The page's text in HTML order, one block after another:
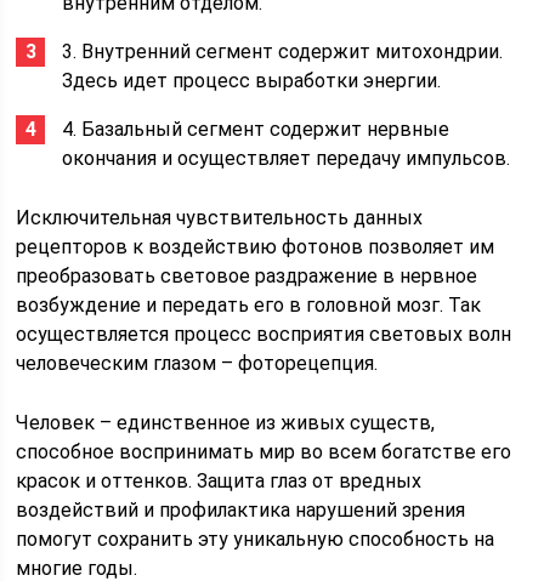
3. Внутренний сегмент содержит митохондрии.
Здесь идет процесс выработки энергии.
4. Базальный сегмент содержит нервные
окончания и осуществляет передачу импульсов.
Исключительная чувствительность данных
рецепторов к воздействию фотонов позволяет им
преобразовать световое раздражение в нервное
возбуждение и передать его в головной мозг. Так
осуществляется процесс восприятия световых волн
человеческим глазом – фоторецепция.
Человек – единственное из живых существ,
способное воспринимать мир во всем богатстве его
красок и оттенков. Защита глаз от вредных
воздействий и профилактика нарушений зрения
помогут сохранить эту уникальную способность на
многие годы.